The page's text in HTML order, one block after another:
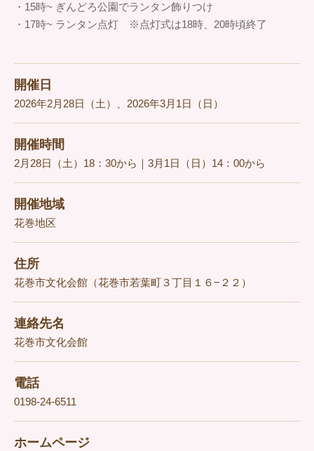
・15時~ ぎんどろ公園でランタン飾りつけ
・17時~ ランタン点灯 ※点灯式は18時、20時頃終了
開催日
2026年2月28日（土）、2026年3月1日（日）
開催時間
2月28日（土）18：30から｜3月1日（日）14：00から
開催地域
花巻地区
住所
花巻市文化会館（花巻市若葉町３丁目１６−２２）
連絡先名
花巻市文化会館
電話
0198-24-6511
ホームページ